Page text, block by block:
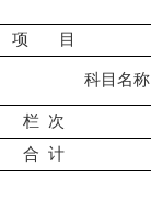
项 目
科目名称
栏 次
合 计